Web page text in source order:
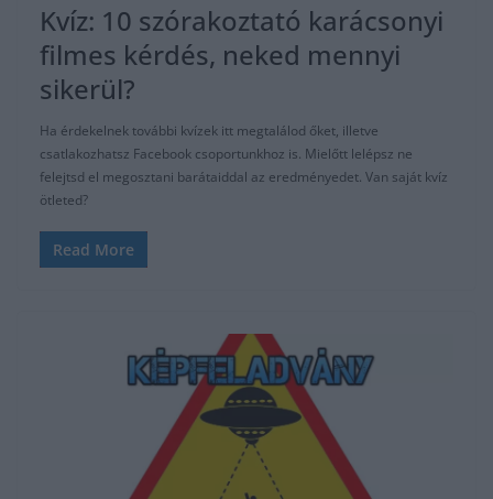
Kvíz: 10 szórakoztató karácsonyi
filmes kérdés, neked mennyi
sikerül?
Ha érdekelnek további kvízek itt megtalálod őket, illetve
csatlakozhatsz Facebook csoportunkhoz is. Mielőtt lelépsz ne
felejtsd el megosztani barátaiddal az eredményedet. Van saját kvíz
ötleted?
Read More